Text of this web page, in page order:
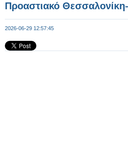
Προαστιακό
2026-06-29 12:57:45